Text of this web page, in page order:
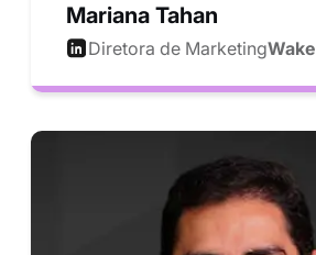
Mariana Tahan
Diretora de MarketingWake